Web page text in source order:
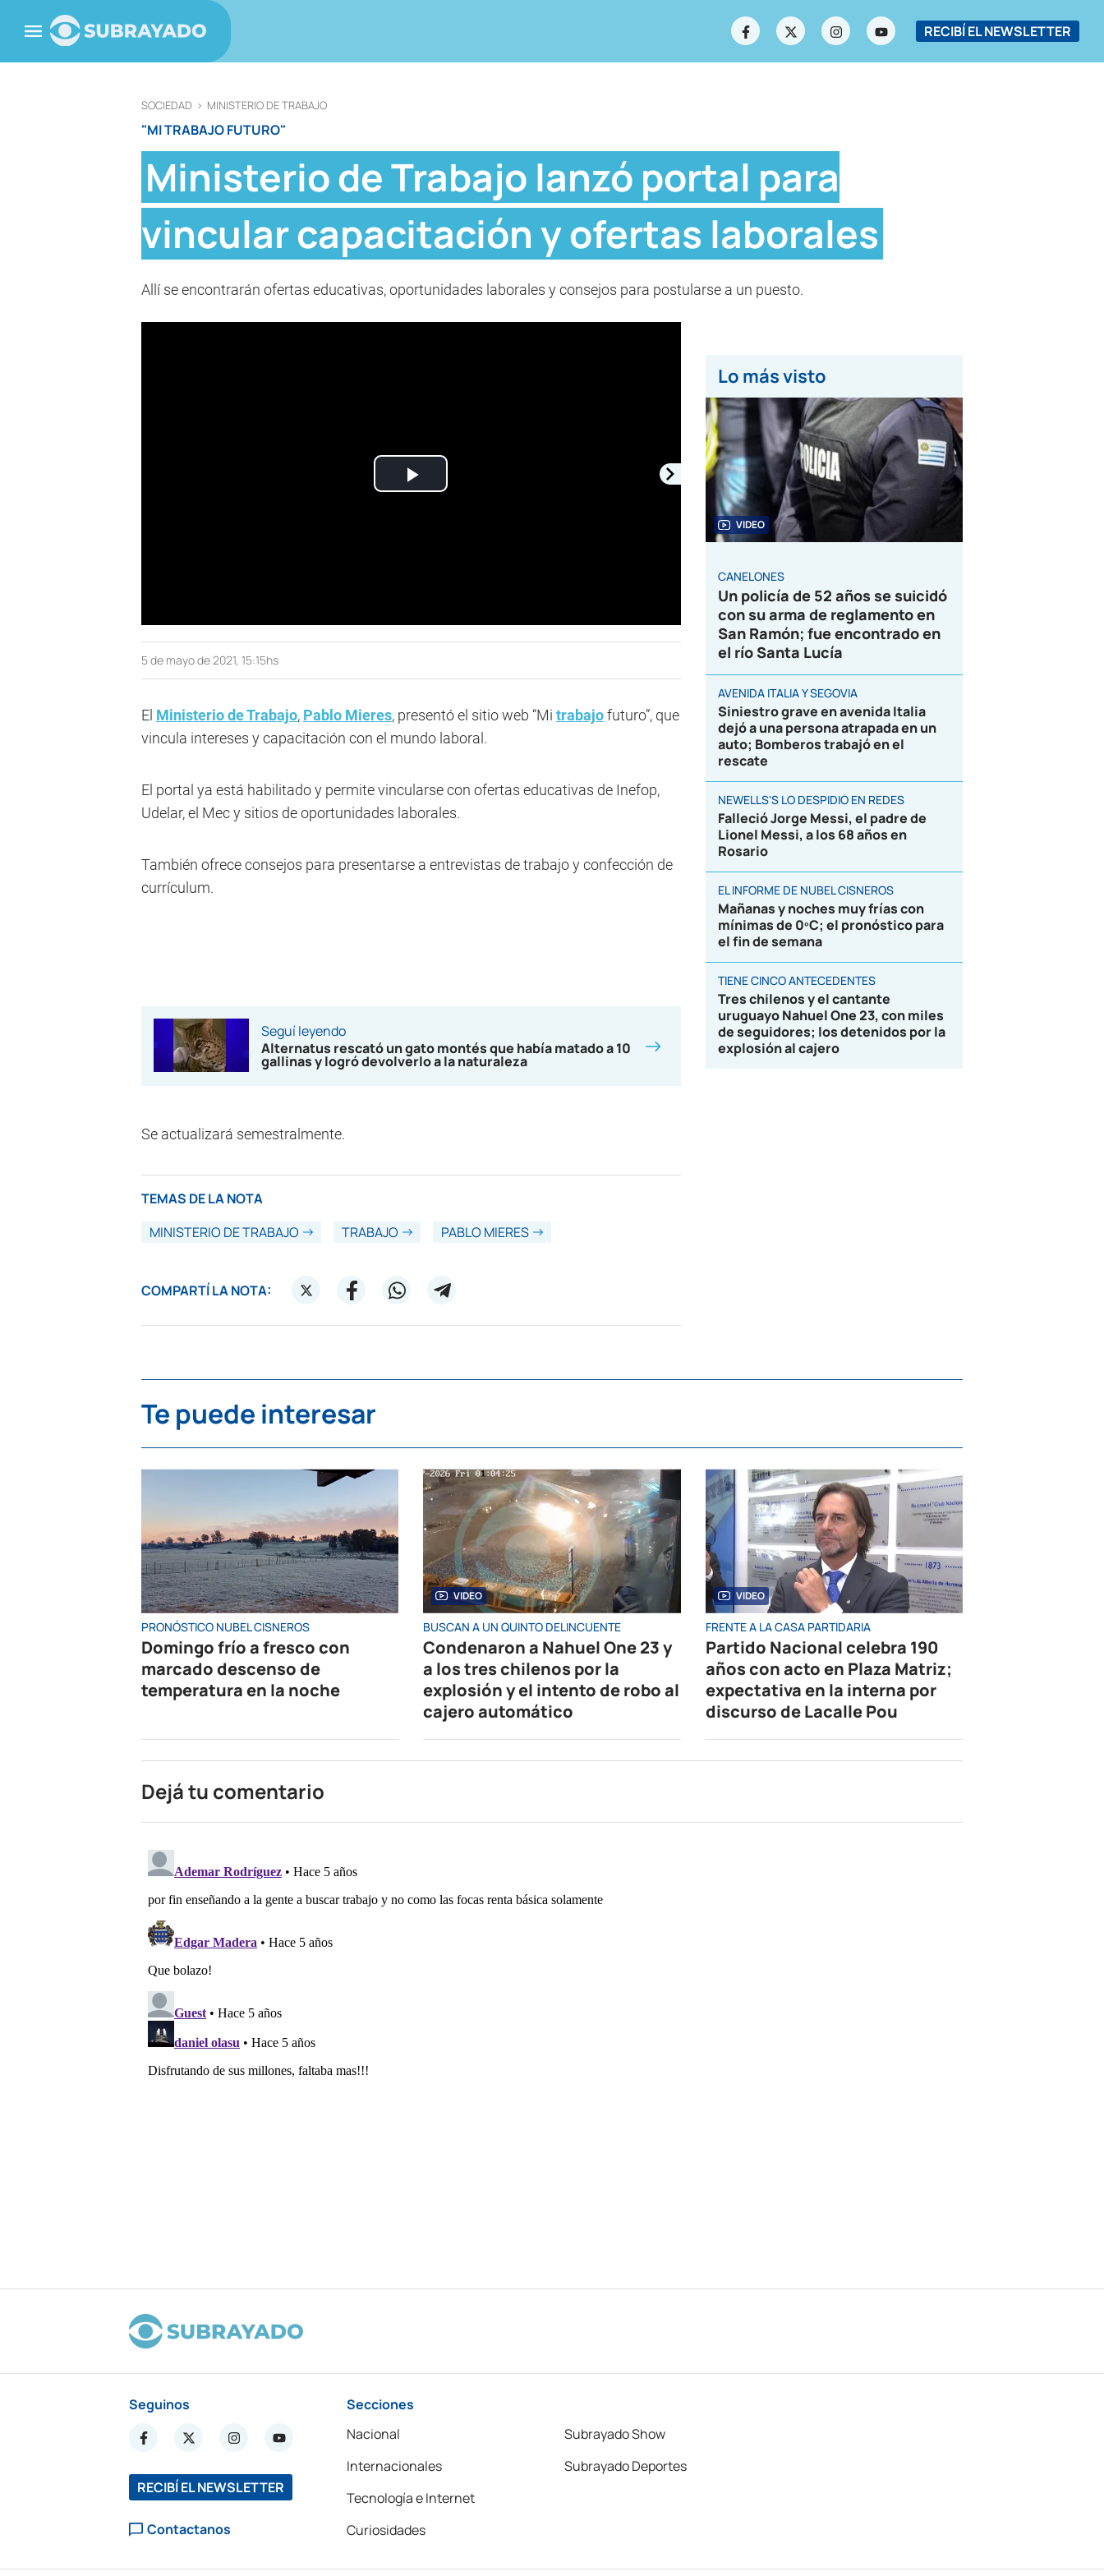
RECIBÍ EL NEWSLETTER
SOCIEDAD > MINISTERIO DE TRABAJO
"MI TRABAJO FUTURO"
Ministerio de Trabajo lanzó portal para
vincular capacitación y ofertas laborales
Allí se encontrarán ofertas educativas, oportunidades laborales y consejos para postularse a un puesto.
Play
5 de mayo de 2021, 15:15hs
El Ministerio de Trabajo, Pablo Mieres, presentó el sitio web “Mi trabajofuturo”, que
vincula intereses y capacitación con el mundo laboral.
El portal ya está habilitado y permite vincularse con ofertas educativas de Inefop,
Udelar, el Mec y sitios de oportunidades laborales.
También ofrece consejos para presentarse a entrevistas de trabajo y confección de
currículum.
Seguí leyendo
Alternatus rescató un gato montés que había matado a 10
gallinas y logró devolverlo a la naturaleza
Se actualizará semestralmente.
TEMAS DE LA NOTA
MINISTERIO DE TRABAJO
TRABAJO PABLO MIERES
COMPARTÍ LA NOTA:
Lo más visto
VIDEO
CANELONES
Un policía de 52 años se suicidó
con su arma de reglamento en
San Ramón; fue encontrado en
el río Santa Lucía
AVENIDA ITALIA Y SEGOVIA
Siniestro grave en avenida Italia
dejó a una persona atrapada en un
auto; Bomberos trabajó en el
rescate
NEWELLS'S LO DESPIDIÓ EN REDES
Falleció Jorge Messi, el padre de
Lionel Messi, a los 68 años en
Rosario
EL INFORME DE NUBEL CISNEROS
Mañanas y noches muy frías con
mínimas de 0ºC; el pronóstico para
el fin de semana
TIENE CINCO ANTECEDENTES
Tres chilenos y el cantante
uruguayo Nahuel One 23, con miles
de seguidores; los detenidos por la
explosión al cajero
Te puede interesar
PRONÓSTICO NUBEL CISNEROS
Domingo frío a fresco con
marcado descenso de
temperatura en la noche
VIDEO
BUSCAN A UN QUINTO DELINCUENTE
Condenaron a Nahuel One 23 y
a los tres chilenos por la
explosión y el intento de robo al
cajero automático
VIDEO
FRENTE A LA CASA PARTIDARIA
Partido Nacional celebra 190
años con acto en Plaza Matriz;
expectativa en la interna por
discurso de Lacalle Pou
Dejá tu comentario
Seguinos
RECIBÍ EL NEWSLETTER
Contactanos
Secciones
Nacional
Internacionales
Tecnología e Internet
Curiosidades
Subrayado Show
Subrayado Deportes